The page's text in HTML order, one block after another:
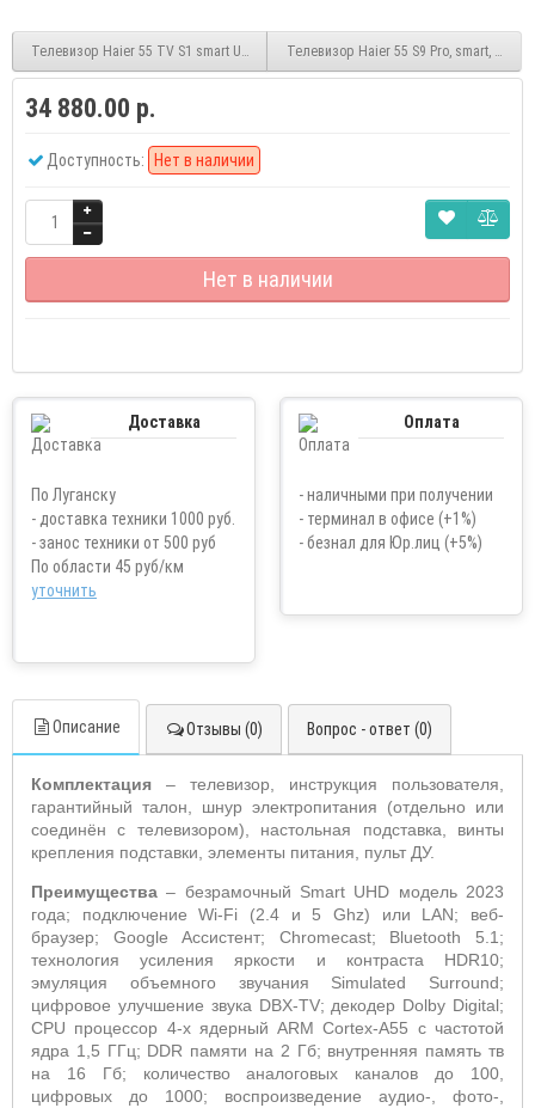
Телевизор Haier 55 TV S1 smart UHD безрамочныйТелевизор Haier 55 S9 Pro, smart,
34 880.00 р.
Доступность: Нет в наличии
Нет в наличии
Доставка
По Луганску
- доставка техники 1000 руб.
- занос техники от 500 руб
По области 45 руб/км
уточнить
Оплата
- наличными при получении
- терминал в офисе (+1%)
- безнал для Юр.лиц (+5%)
Описание Отзывы (0) Вопрос - ответ (0)
Комплектация – телевизор, инструкция пользователя,
гарантийный талон, шнур электропитания (отдельно или
соединён с телевизором), настольная подставка, винты
крепления подставки, элементы питания, пульт ДУ.
Преимущества– безрамочный Smart UHD модель 2023
года; подключениеWi-Fi (2.4 и 5Ghz) или LAN; веб-
браузер; Google Ассистент; Chromecast; Bluetooth 5.1;
технология усиления яркости и контраста HDR10;
эмуляция объемного звучания Simulated Surround;
цифровое улучшение звука DBX-TV; декодер Dolby Digital;
CPU процессор 4-х ядерныйARM Cortex-A55 с частотой
ядра 1,5 ГГц; DDR памяти на 2 Гб; внутренняя память тв
на 16 Гб; количество аналоговых каналов до 100,
цифровых до 1000; воспроизведение аудио-, фото-,